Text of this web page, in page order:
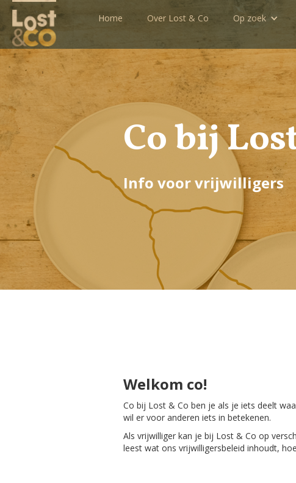
Home Over Lost & Co Op zoek
Co bij
Info voor vrijwilligers
Welkom co!
Co bij Lost & Co ben je als je iets deelt
wil er voor anderen iets in betekenen.
Als vrijwilliger kan je bij Lost & Co op
leest wat ons vrijwilligersbeleid inhoudt,